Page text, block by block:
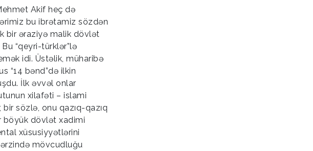
Akif heç də
bu ibrətamiz sözdən
bir əraziyə malik dövlət
“qeyri-türklər”lə
idi. Üstəlik, müharibə
“14 bənd”də ilkin
İlk əvvəl onlar
xilafəti – islami
sözlə, onu qazıq-qazıq
böyük dövlət xadimi
xüsusiyyətlərini
ərzində mövcudluğu